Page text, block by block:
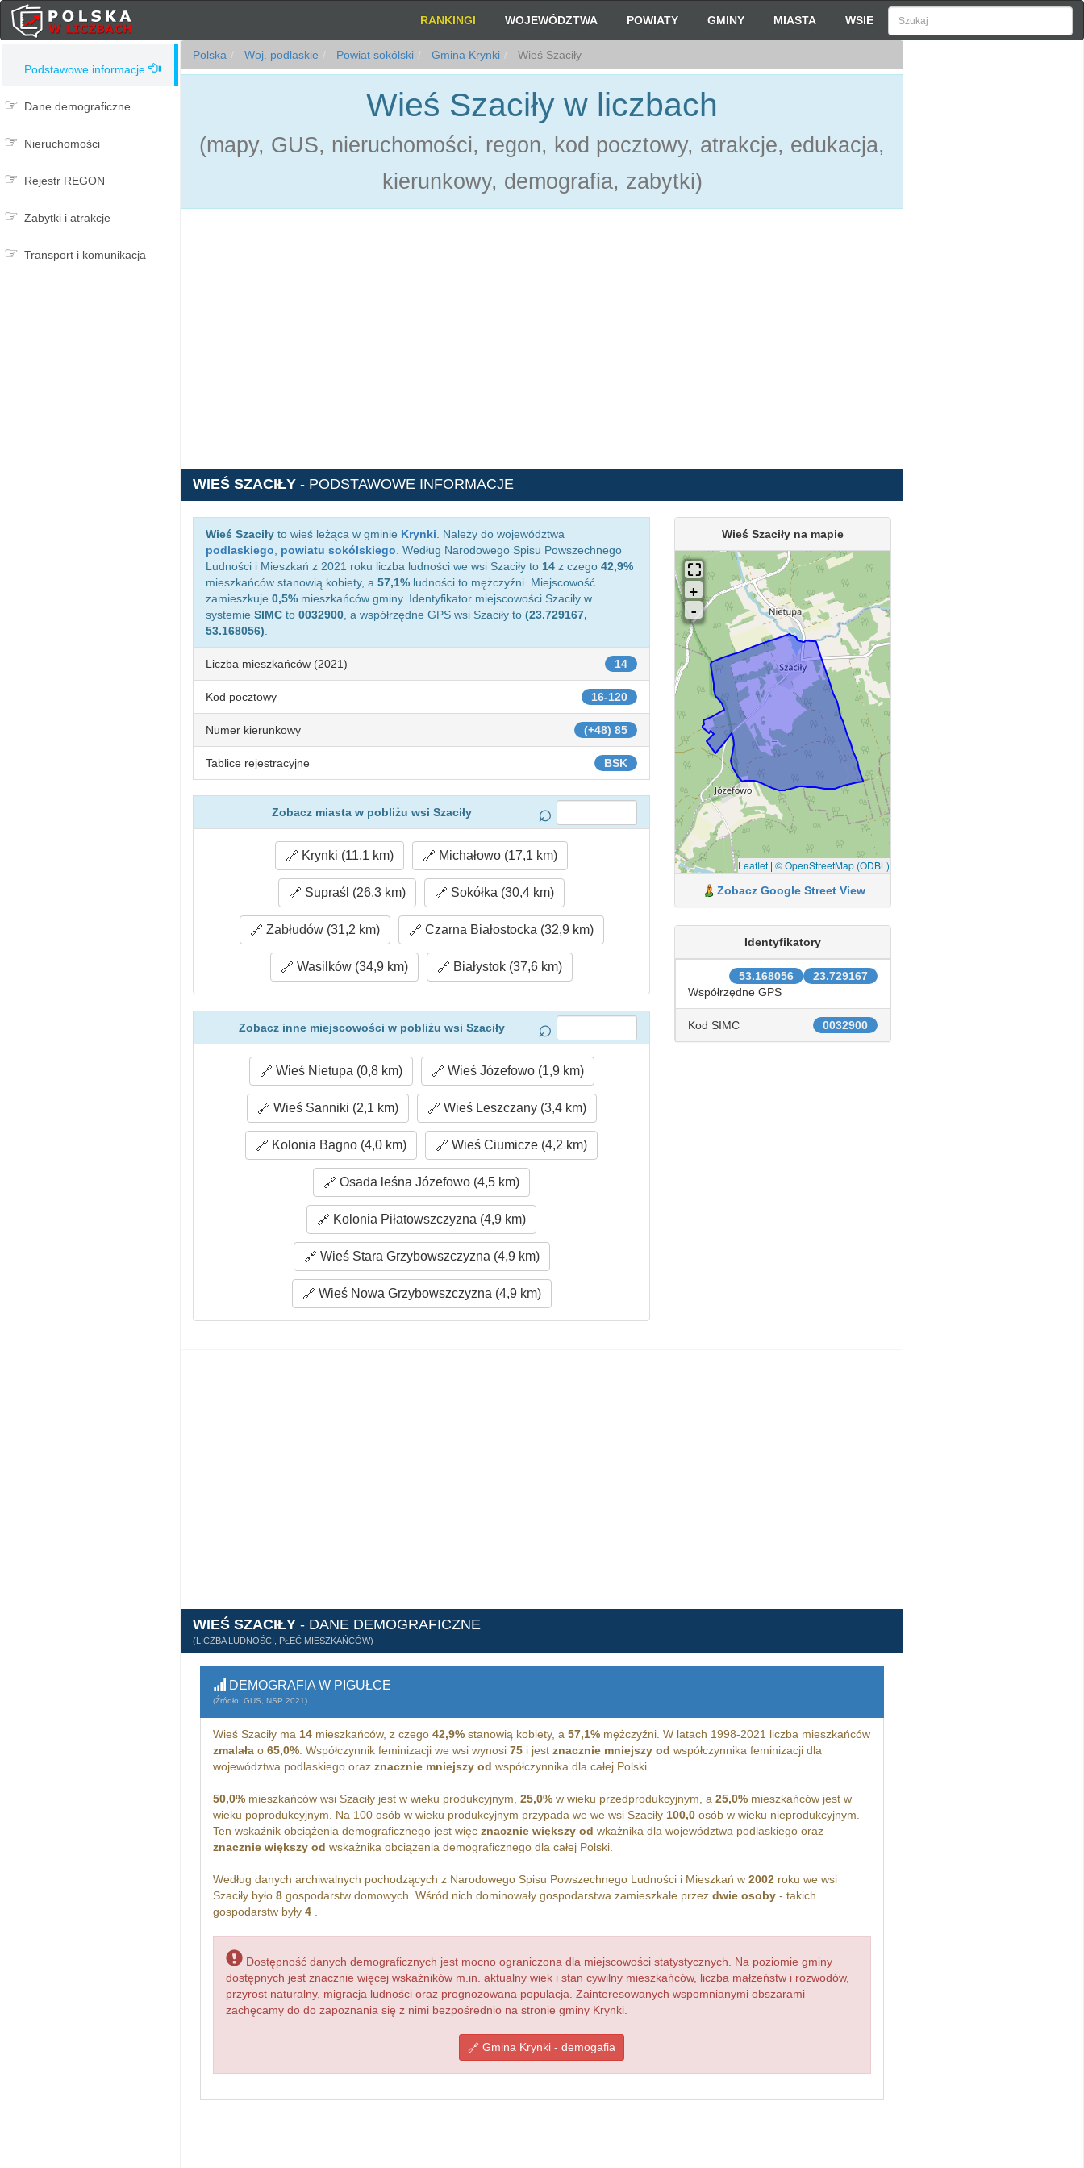
RANKINGI WOJEWÓDZTWA POWIATY GMINY MIASTA WSIE
Podstawowe informacje
Dane demograficzne
Nieruchomości
Rejestr REGON
Zabytki i atrakcje
Transport i komunikacja
Polska Woj. podlaskie Powiat sokólski Gmina Krynki Wieś Szaciły
Wieś Szaciły w liczbach
(mapy, GUS, nieruchomości, regon, kod pocztowy, atrakcje, edukacja,
kierunkowy, demografia, zabytki)
WIEŚ SZACIŁY - PODSTAWOWE INFORMACJE
Wieś Szaciły to wieś leżąca w gminie Krynki . Należy do województwa
podlaskiego
powiatu sokólskiego . Według Narodowego Spisu Powszechnego
Ludności i Mieszkań z 2021 roku liczba ludności we wsi Szaciły to 14 z czego 42,9%
mieszkańców stanowią kobiety, a 57,1% ludności to mężczyźni. Miejscowość
zamieszkuje 0,5% mieszkańców gminy. Identyfikator miejscowości Szaciły w
systemie SIMC to 0032900 , a współrzędne GPS wsi Szaciły to (23.729167,
53.168056)
14
Liczba mieszkańców (2021)
16-120
Kod pocztowy
(+48) 85
Numer kierunkowy
BSK
Tablice rejestracyjne
Zobacz miasta w pobliżu wsi Szaciły
Krynki (11,1 km) Michałowo (17,1 km)
Supraśl (26,3 km) Sokółka (30,4 km)
Zabłudów (31,2 km) Czarna Białostocka (32,9 km)
Wasilków (34,9 km) Białystok (37,6 km)
Zobacz inne miejscowości w pobliżu wsi Szaciły
Wieś Nietupa (0,8 km) Wieś Józefowo (1,9 km)
Wieś Sanniki (2,1 km) Wieś Leszczany (3,4 km)
Kolonia Bagno (4,0 km) Wieś Ciumicze (4,2 km)
Osada leśna Józefowo (4,5 km)
Kolonia Piłatowszczyzna (4,9 km)
Wieś Stara Grzybowszczyzna (4,9 km)
Wieś Nowa Grzybowszczyzna (4,9 km)
Wieś Szaciły na mapie
Leaflet| © OpenStreetMap (ODBL)
Zobacz Google Street View
Identyfikatory
23.729167
53.168056
Współrzędne GPS
0032900
Kod SIMC
WIEŚ SZACIŁY - DANE DEMOGRAFICZNE
(LICZBA LUDNOŚCI, PŁEĆ MIESZKAŃCÓW)
DEMOGRAFIA W PIGUŁCE
(Źródło: GUS, NSP 2021)
Wieś Szaciły ma 14mieszkańców, z czego 42,9%stanowią kobiety, a 57,1%mężczyźni. W latach 1998-2021 liczba mieszkańców
zmalałao 65,0%. Współczynnik feminizacji we wsi wynosi 75i jest znacznie mniejszy od współczynnika feminizacji dla
województwa podlaskiego oraz znacznie mniejszy od współczynnika dla całej Polski.
50,0%mieszkańców wsi Szaciły jest w wieku produkcyjnym, 25,0%w wieku przedprodukcyjnym, a 25,0%mieszkańców jest w
wieku poprodukcyjnym. Na 100 osób w wieku produkcyjnym przypada we we wsi Szaciły 100,0osób w wieku nieprodukcyjnym.
Ten wskaźnik obciążenia demograficznego jest więc znacznie większy od wkażnika dla województwa podlaskiego oraz
znacznie większy od wskażnika obciążenia demograficznego dla całej Polski.
Według danych archiwalnych pochodzących z Narodowego Spisu Powszechnego Ludności i Mieszkań w 2002roku we wsi
Szaciły było 8gospodarstw domowych. Wśród nich dominowały gospodarstwa zamieszkałe przez dwie osoby- takich
gospodarstw były 4.
Dostępność danych demograficznych jest mocno ograniczona dla miejscowości statystycznych. Na poziomie gminy
dostępnych jest znacznie więcej wskaźników m.in. aktualny wiek i stan cywilny mieszkańców, liczba małżeństw i rozwodów,
przyrost naturalny, migracja ludności oraz prognozowana populacja. Zainteresowanych wspomnianymi obszarami
zachęcamy do do zapoznania się z nimi bezpośrednio na stronie gminy Krynki.
Gmina Krynki - demogafia